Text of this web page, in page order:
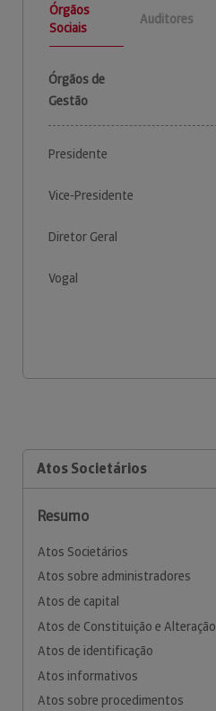
Órgãos
Sociais
Auditores
Órgãos de
Gestão
Presidente
Vice-Presidente
Diretor Geral
Vogal
Atos Societários
Resumo
Atos Societários
Atos sobre administradores
Atos de capital
Atos de Constituição e Alteração
Atos de identificação
Atos informativos
Atos sobre procedimentos